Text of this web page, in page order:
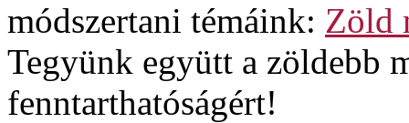
módszertani témáink: Zöld
Tegyünk együtt a zöldebb
fenntarthatóságért!